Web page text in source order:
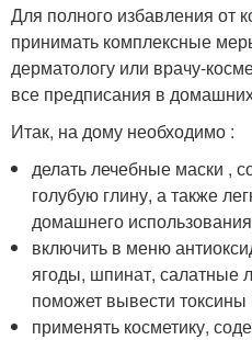
Для полного избавления от
принимать комплексные
дерматологу или врачу-
все предписания в
Итак, на дому необходимо :
делать лечебные маски ,
голубую глину, а также
домашнего
включить в меню
ягоды, шпинат, салатные
поможет вывести токсины
применять косметику,